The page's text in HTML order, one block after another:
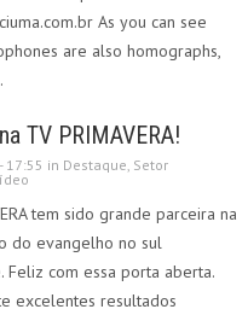
As you can see
are also homographs,
TV PRIMAVERA!
17:55 in Destaque Setor
tem sido grande parceira na
do evangelho no sul
Feliz com essa porta aberta.
excelentes resultados